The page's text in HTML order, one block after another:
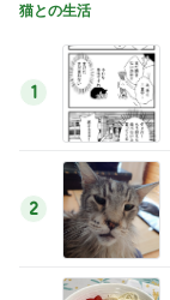
猫との生活
1
2